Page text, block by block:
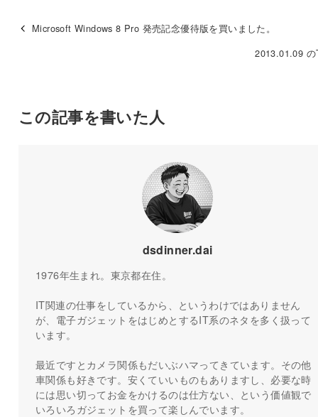
Microsoft Windows 8 Pro 発売記念優待版を買いました。
2013.01.09
この記事を書いた人
dsdinner.dai
1976年生まれ。東京都在住。
IT関連の仕事をしているから、というわけではありません
が、電子ガジェットをはじめとするIT系のネタを多く扱って
います。
最近ですとカメラ関係もだいぶハマってきています。その他
車関係も好きです。安くていいものもありますし、必要な時
には思い切ってお金をかけるのは仕方ない、という価値観で
いろいろガジェットを買って楽しんでいます。